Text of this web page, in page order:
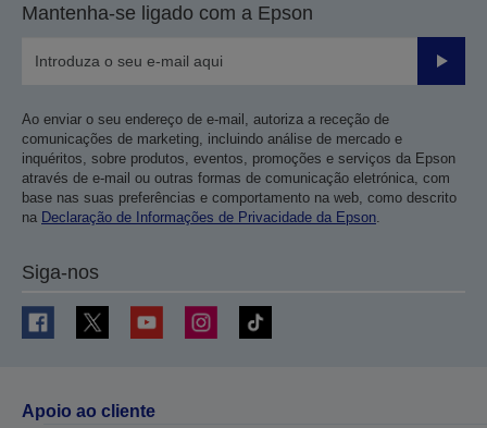
Mantenha-se ligado com a Epson
Enviar
Ao enviar o seu endereço de e-mail, autoriza a receção de
comunicações de marketing, incluindo análise de mercado e
inquéritos, sobre produtos, eventos, promoções e serviços da Epson
através de e-mail ou outras formas de comunicação eletrónica, com
base nas suas preferências e comportamento na web, como descrito
na Declaração de Informações de Privacidade da Epson
Siga-nos
Apoio ao cliente